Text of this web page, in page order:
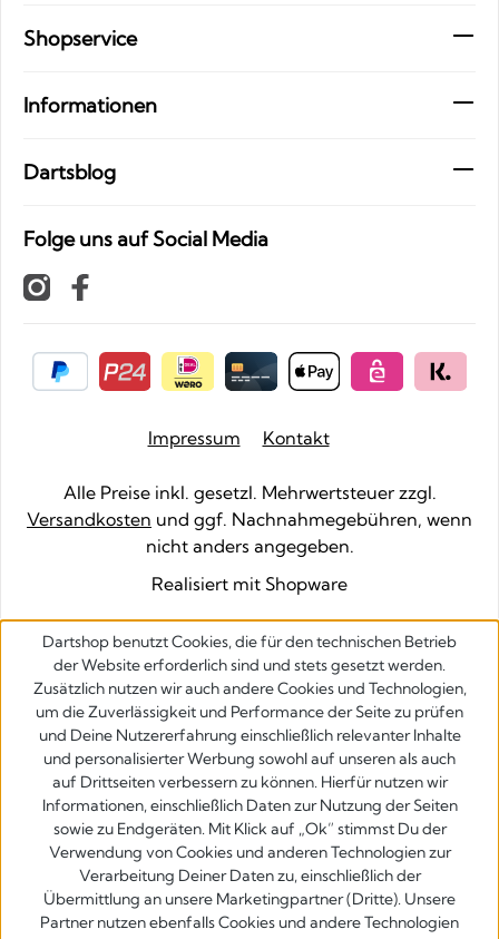
Shopservice
Informationen
Dartsblog
Folge uns auf Social Media
Impressum Kontakt
Alle Preise inkl. gesetzl. Mehrwertsteuer zzgl.
Versandkosten und ggf. Nachnahmegebühren, wenn
nicht anders angegeben.
Realisiert mit Shopware
Dartshop benutzt Cookies, die für den technischen Betrieb
der Website erforderlich sind und stets gesetzt werden.
Zusätzlich nutzen wir auch andere Cookies und Technologien,
um die Zuverlässigkeit und Performance der Seite zu prüfen
und Deine Nutzererfahrung einschließlich relevanter Inhalte
und personalisierter Werbung sowohl auf unseren als auch
auf Drittseiten verbessern zu können. Hierfür nutzen wir
Informationen, einschließlich Daten zur Nutzung der Seiten
sowie zu Endgeräten. Mit Klick auf „Ok” stimmst Du der
Verwendung von Cookies und anderen Technologien zur
Verarbeitung Deiner Daten zu, einschließlich der
Übermittlung an unsere Marketingpartner (Dritte). Unsere
Partner nutzen ebenfalls Cookies und andere Technologien